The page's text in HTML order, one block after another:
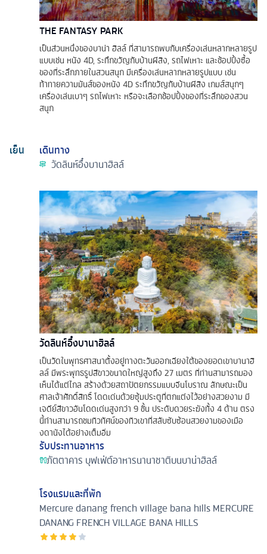
THE FANTASY PARK
เป็นส่วนหนึ่งของบาน่า ฮิลล์ ที่สามารถพบกับเครื่องเล่นหลากหลายรูป
แบบเช่น หนัง 4D, ระทึกขวัญกับบ้านผีสิง, รถไฟเหาะ และช้อปปิ้งซื้อ
ของที่ระลึกภายในสวนสนุก มีเครื่องเล่นหลากหลายรูปแบบ เช่น
ท้าทายความมันส์ของหนัง 4D ระทึกขวัญกับบ้านผีสิง เกมส์สนุกๆ
เครื่องเล่นเบาๆ รถไฟเหาะ หรือจะเลือกช้อปปิ้งของที่ระลึกของสวน
สนุก
เย็น
เดินทาง
วัดลินห์อื๋งบานาฮิลล์
วัดลินห์อื๋งบานาฮิลล์
เป็นวัดในพุทธศาสนาตั้งอยู่ทางตะวันออกเฉียงใต้ของยอดเขาบานาฮิ
ลล์ มีพระพุทธรูปสีขาวขนาดใหญ่สูงถึง 27 เมตร ที่ท่านสามารถมอง
เห็นได้แต่ไกล สร้างด้วยสถาปัตยกรรมแบบจีนโบราณ ลักษณะเป็น
ศาลเจ้าศักดิ์สิทธิ์ โดดเด่นด้วยซุ้มประตูที่ตกแต่งไว้อย่างสวยงาม มี
เจดีย์สีขาวอันโดดเด่นสูงกว่า 9 ชั้น ประดับดวยระฆังทั้ง 4 ด้าน ตรง
นี้ท่านสามารถชมทิวทัศน์ของทิวเขาที่สลับซับซ้อนสวยงามของเมือ
งดานังได้อย่างเต็มอิ่ม
รับประทานอาหาร
ภัตตาคาร บุฟเฟ่ต์อาหารนานาชาติบนบาน่าฮิลล์
โรงแรมและที่พัก
Mercure danang french village bana hillsMERCURE
DANANG FRENCH VILLAGE BANA HILLS